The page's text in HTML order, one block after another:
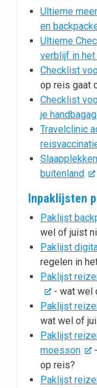
Ultieme
en
Ultieme
verblijf in het
Checklist
op reis gaat
Checklist
je
Travelclinic
buitenland
Inpaklijsten
Paklijst
wel of juist
Paklijst
regelen in
Paklijst
- wat wel
Paklijst
wat wel of
Paklijst
moesson
op reis?
Paklijst